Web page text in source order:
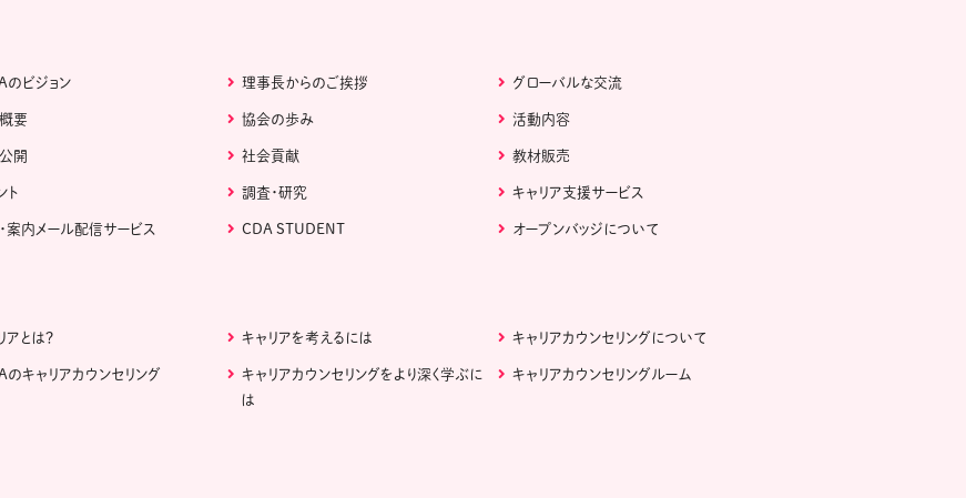
のビジョン 理事長からのご挨拶 グローバルな交流
要 協会の歩み 活動内容
開 社会貢献 教材販売
ト 調査・研究 キャリア支援サービス
案内メール配信サービス CDA STUDENT オープンバッジについて
アとは？ キャリアを考えるには キャリアカウンセリングについて
のキャリアカウンセリング
キャリアカウンセリングをより深く学ぶに
は
キャリアカウンセリングルーム